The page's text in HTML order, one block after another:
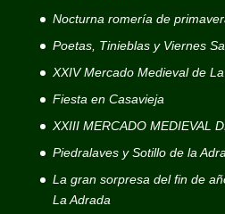
Nocturna romería de
Poetas, Tinieblas y Viernes
XXIV Mercado Medieval de
Fiesta en Casavieja
XXIII MERCADO MEDIEVAL
Piedralaves y Sotillo de la
La gran sorpresa del fin de
La Adrada